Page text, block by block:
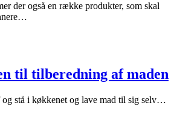
der også en række produkter, som skal
til tilberedning af maden
stå i køkkenet og lave mad til sig selv…